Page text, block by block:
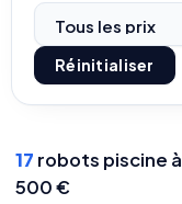
Réinitialiser
17 robots piscine
500 €